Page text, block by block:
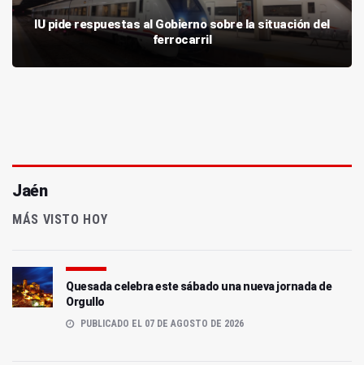
IU pide respuestas al Gobierno sobre la situación del
ferrocarril
Jaén
MÁS VISTO HOY
Quesada celebra este sábado una nueva jornada de
Orgullo
PUBLICADO EL 07 DE AGOSTO DE 2026